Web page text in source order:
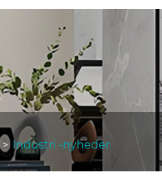
Industri -nyheder